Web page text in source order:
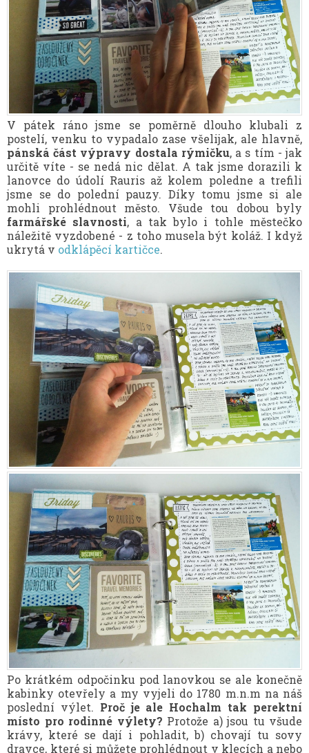
V pátek ráno jsme se poměrně dlouho klubali z
postelí, venku to vypadalo zase všelijak, ale hlavně,
pánská část výpravy dostala rýmičku, a s tím - jak
určitě víte - se nedá nic dělat. A tak jsme dorazili k
lanovce do údolí Rauris až kolem poledne a trefili
jsme se do polední pauzy. Díky tomu jsme si ale
mohli prohlédnout město. Všude tou dobou byly
farmářské slavnosti, a tak bylo i tohle městečko
náležitě vyzdobené - z toho musela být koláž. I když
ukrytá v odklápěcí kartičce.
Po krátkém odpočinku pod lanovkou se ale konečně
kabinky otevřely a my vyjeli do 1780 m.n.m na náš
poslední výlet. Proč je ale Hochalm tak perektní
místo pro rodinné výlety? Protože a) jsou tu všude
krávy, které se dají i pohladit, b) chovají tu sovy
dravce, které si můžete prohlédnout v klecích a nebo